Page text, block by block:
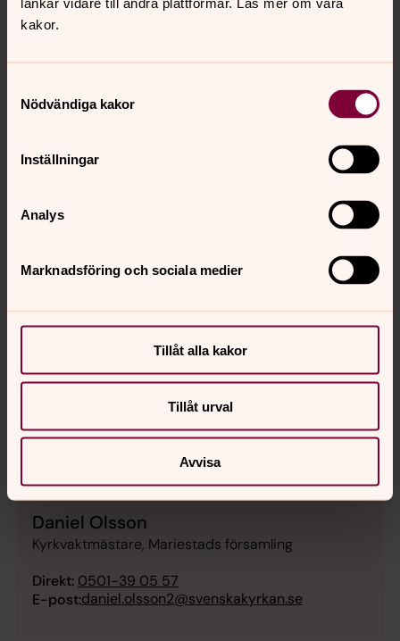
kakor.
Nödvändiga kakor
Inställningar
Analys
Marknadsföring och sociala medier
Tillåt alla kakor
Tillåt urval
Avvisa
Direkt: 0501-39 05 58
Daniel Olsson
Kyrkvaktmästare, Mariestads församling
Direkt: 0501-39 05 57
E-post:daniel.olsson2@svenskakyrkan.se